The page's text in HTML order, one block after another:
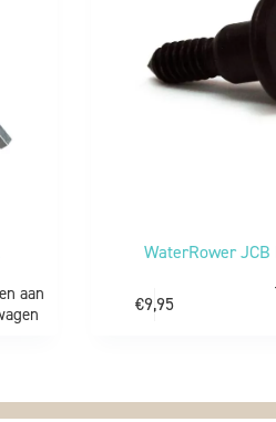
aan
WaterRower
€9,95